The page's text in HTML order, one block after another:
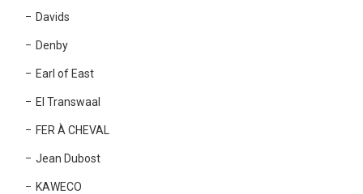
Davids
Denby
Earl of East
El Transwaal
FER À CHEVAL
Jean Dubost
KAWECO